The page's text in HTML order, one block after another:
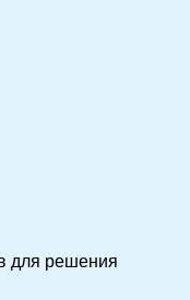
для решения